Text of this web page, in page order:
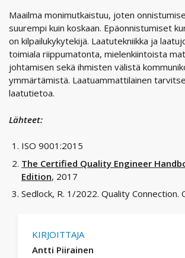
Maailma monimutkaistuu, joten
suurempi kuin koskaan. Epäonnistumiset
on kilpailukykytekijä. Laatutekniikka ja
toimiala riippumatonta, mielenkiintoista
johtamisen sekä ihmisten välistä
ymmärtämistä. Laatuammattilainen
laatutietoa.
Lähteet:
ISO 9001:2015
The Certified Quality Engineer
Edition, 2017
Sedlock, R. 1/2022. Quality Connection.
KIRJOITTAJA
Antti Piirainen